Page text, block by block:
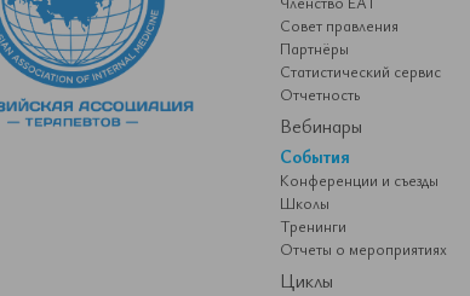
Совет правления
Партнёры
Статистический сервис
Отчетность
Вебинары
События
Конференции и съезды
Школы
Тренинги
Отчеты о мероприятиях
Циклы